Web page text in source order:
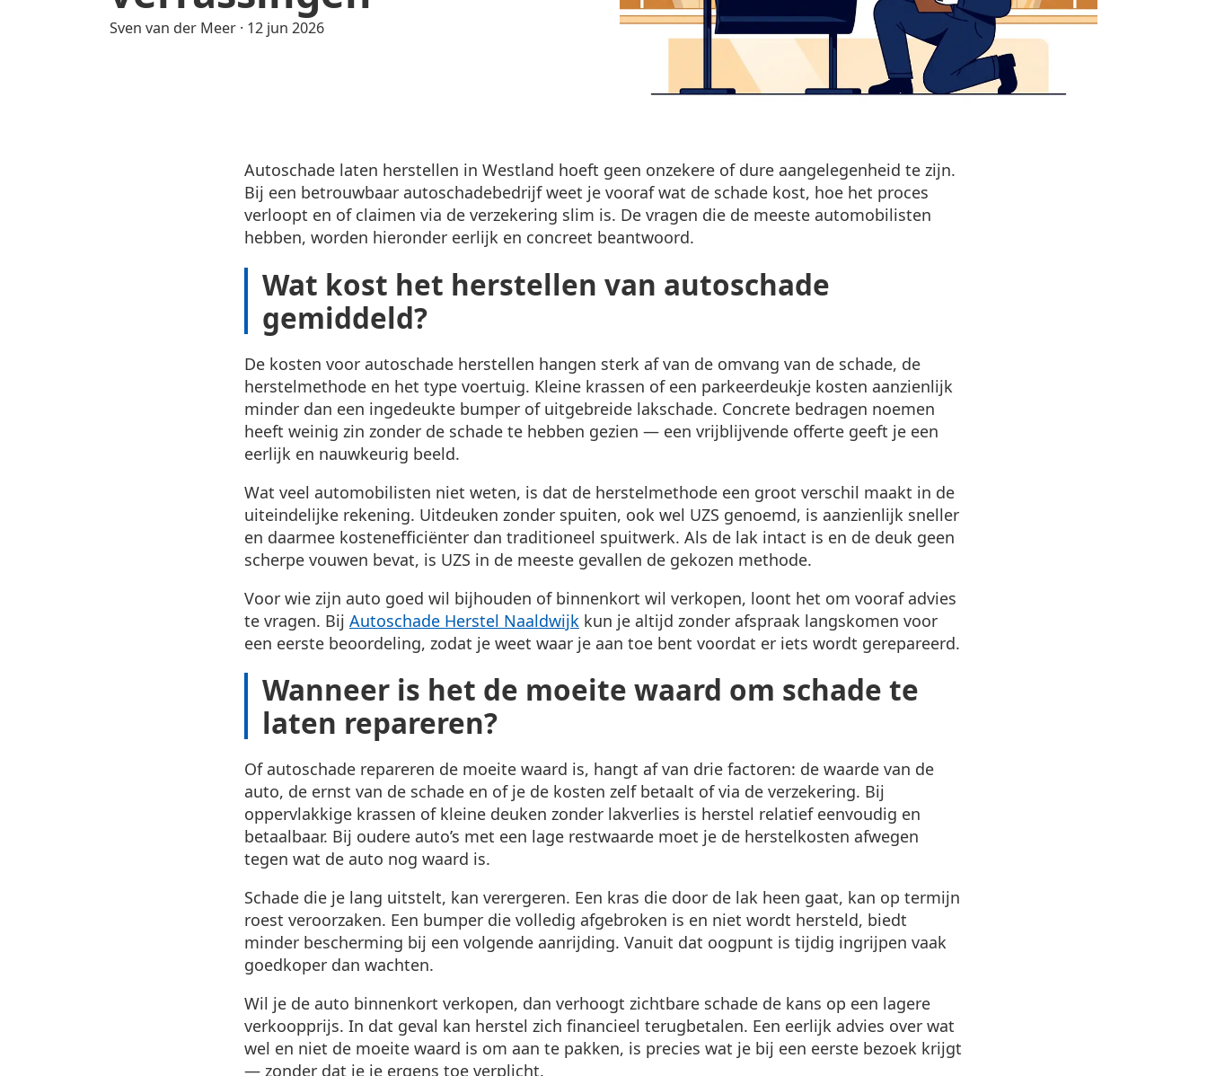
Sven van der Meer · 12 jun 2026
Autoschade laten herstellen in Westland hoeft geen onzekere of dure aangelegenheid te zijn.
Bij een betrouwbaar autoschadebedrijf weet je vooraf wat de schade kost, hoe het proces
verloopt en of claimen via de verzekering slim is. De vragen die de meeste automobilisten
hebben, worden hieronder eerlijk en concreet beantwoord.
Wat kost het herstellen van autoschade
gemiddeld?
De kosten voor autoschade herstellen hangen sterk af van de omvang van de schade, de
herstelmethode en het type voertuig. Kleine krassen of een parkeerdeukje kosten aanzienlijk
minder dan een ingedeukte bumper of uitgebreide lakschade. Concrete bedragen noemen
heeft weinig zin zonder de schade te hebben gezien — een vrijblijvende offerte geeft je een
eerlijk en nauwkeurig beeld.
Wat veel automobilisten niet weten, is dat de herstelmethode een groot verschil maakt in de
uiteindelijke rekening. Uitdeuken zonder spuiten, ook wel UZS genoemd, is aanzienlijk sneller
en daarmee kostenefficiënter dan traditioneel spuitwerk. Als de lak intact is en de deuk geen
scherpe vouwen bevat, is UZS in de meeste gevallen de gekozen methode.
Voor wie zijn auto goed wil bijhouden of binnenkort wil verkopen, loont het om vooraf advies
te vragen. Bij Autoschade Herstel Naaldwijk kun je altijd zonder afspraak langskomen voor
een eerste beoordeling, zodat je weet waar je aan toe bent voordat er iets wordt gerepareerd.
Wanneer is het de moeite waard om schade te
laten repareren?
Of autoschade repareren de moeite waard is, hangt af van drie factoren: de waarde van de
auto, de ernst van de schade en of je de kosten zelf betaalt of via de verzekering. Bij
oppervlakkige krassen of kleine deuken zonder lakverlies is herstel relatief eenvoudig en
betaalbaar. Bij oudere auto’s met een lage restwaarde moet je de herstelkosten afwegen
tegen wat de auto nog waard is.
Schade die je lang uitstelt, kan verergeren. Een kras die door de lak heen gaat, kan op termijn
roest veroorzaken. Een bumper die volledig afgebroken is en niet wordt hersteld, biedt
minder bescherming bij een volgende aanrijding. Vanuit dat oogpunt is tijdig ingrijpen vaak
goedkoper dan wachten.
Wil je de auto binnenkort verkopen, dan verhoogt zichtbare schade de kans op een lagere
verkoopprijs. In dat geval kan herstel zich financieel terugbetalen. Een eerlijk advies over wat
wel en niet de moeite waard is om aan te pakken, is precies wat je bij een eerste bezoek krijgt
— zonder dat je je ergens toe verplicht.